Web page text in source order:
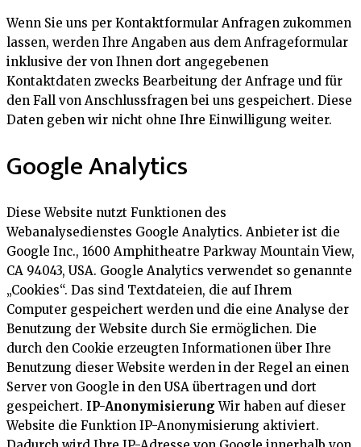
Wenn Sie uns per Kontaktformular Anfragen zukommen
lassen, werden Ihre Angaben aus dem Anfrageformular
inklusive der von Ihnen dort angegebenen
Kontaktdaten zwecks Bearbeitung der Anfrage und für
den Fall von Anschlussfragen bei uns gespeichert. Diese
Daten geben wir nicht ohne Ihre Einwilligung weiter.
Google Analytics
Diese Website nutzt Funktionen des
Webanalysedienstes Google Analytics. Anbieter ist die
Google Inc., 1600 Amphitheatre Parkway Mountain View,
CA 94043, USA. Google Analytics verwendet so genannte
„Cookies“. Das sind Textdateien, die auf Ihrem
Computer gespeichert werden und die eine Analyse der
Benutzung der Website durch Sie ermöglichen. Die
durch den Cookie erzeugten Informationen über Ihre
Benutzung dieser Website werden in der Regel an einen
Server von Google in den USA übertragen und dort
gespeichert. IP-Anonymisierung Wir haben auf dieser
Website die Funktion IP-Anonymisierung aktiviert.